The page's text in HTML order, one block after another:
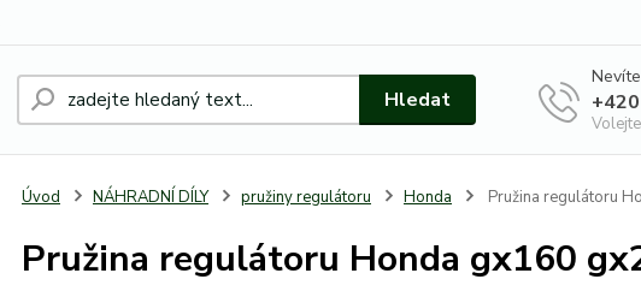
Hledat
Úvod NÁHRADNÍ DÍLY pružiny regulátoru Honda Pružina regulátoru
Pružina regulátoru Honda gx160